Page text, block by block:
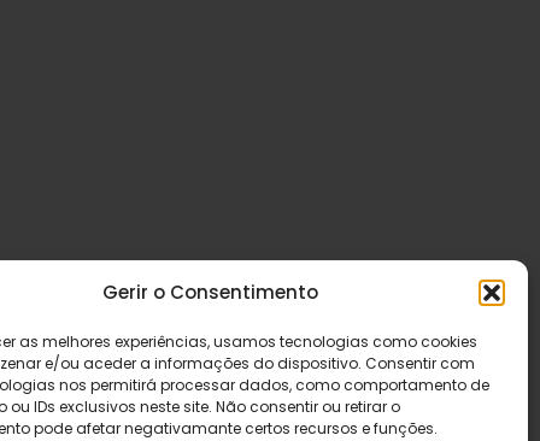
Gerir o Consentimento
as melhores experiências, usamos tecnologias como cookies
e/ou aceder a informações do dispositivo. Consentir com
nos permitirá processar dados, como comportamento de
IDs exclusivos neste site. Não consentir ou retirar o
pode afetar negativamante certos recursos e funções.